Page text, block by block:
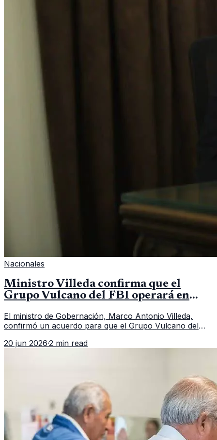
Nacionales
Ministro Villeda confirma que el
Grupo Vulcano del FBI operará en
El ministro de Gobernación, Marco Antonio Villeda,
confirmó un acuerdo para que el Grupo Vulcano del
fallido con la administración anterior del Ministerio
20 jun 2026·2 min read